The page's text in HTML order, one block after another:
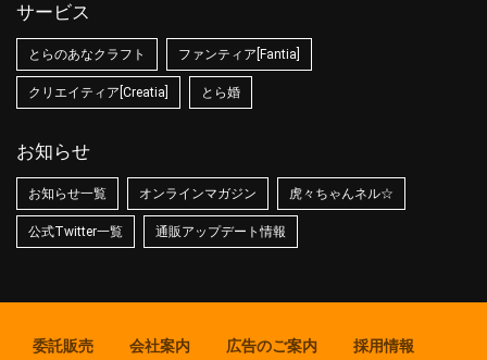
サービス
とらのあなクラフト ファンティア[Fantia]
クリエイティア[Creatia] とら婚
お知らせ
お知らせ一覧 オンラインマガジン 虎々ちゃんネル☆
公式Twitter一覧 通販アップデート情報
委託販売 会社案内 広告のご案内 採用情報